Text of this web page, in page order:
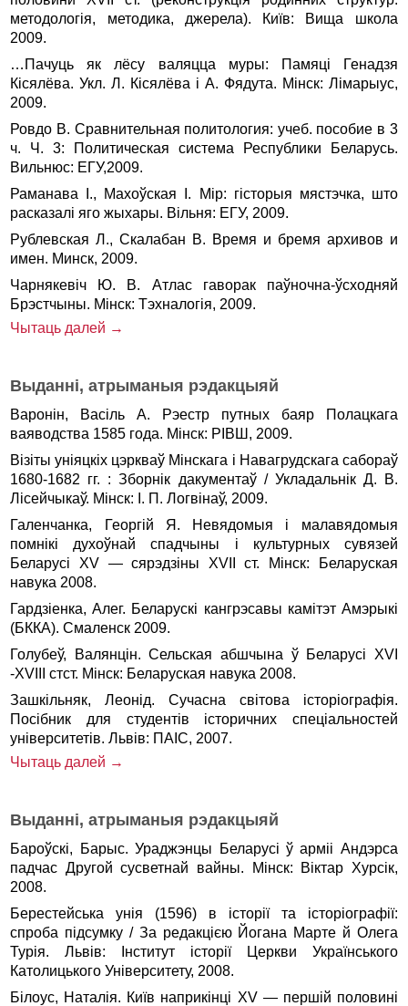
методологія, методика, джерела). Київ: Вища школа
2009.
…Пачуць як лёсу валяцца муры: Памяці Генадзя
Кісялёва. Укл. Л. Кісялёва і А. Фядута. Мінск: Лімарыус,
2009.
Ровдо В. Сравнительная политология: учеб. пособие в 3
ч. Ч. 3: Политическая система Республики Беларусь.
Вильнюс: ЕГУ,2009.
Раманава І., Махоўская І. Мір: гiсторыя мястэчка, што
расказалi яго жыхары. Вільня: ЕГУ, 2009.
Рублевская Л., Скалабан В. Время и бремя архивов и
имен. Минск, 2009.
Чарнякевіч Ю. В. Атлас гаворак паўночна-ўсходняй
Брэстчыны. Мінск: Тэхналогія, 2009.
Чытаць далей →
Выданні, атрыманыя рэдакцыяй
Варонін, Васіль А. Рэестр путных баяр Полацкага
ваяводства 1585 года. Мінск: РІВШ, 2009.
Візіты уніяцкіх цэркваў Мінскага і Навагрудскага сабораў
1680-1682 гг. : Зборнік дакументаў / Укладальнік Д. В.
Лісейчыкаў. Мінск: І. П. Логвінаў, 2009.
Галенчанка, Георгій Я. Невядомыя і малавядомыя
помнікі духоўнай спадчыны і культурных сувязей
Беларусі ХV — сярэдзіны ХVІІ ст. Мінск: Беларуская
навука 2008.
Гардзіенка, Алег. Беларускі кангрэсавы камітэт Амэрыкі
(БККА). Смаленск 2009.
Голубеў, Валянцін. Сельская абшчына ў Беларусі ХVІ
-ХVІІІ стст. Мінск: Беларуская навука 2008.
Зашкільняк, Леонід. Сучасна світова історіографія.
Посібник для студентів історичних спеціальностей
університетів. Львів: ПАІС, 2007.
Чытаць далей →
Выданні, атрыманыя рэдакцыяй
Бароўскі, Барыс. Ураджэнцы Беларусі ў арміі Андэрса
падчас Другой сусветнай вайны. Мінск: Віктар Хурсік,
2008.
Берестейська унія (1596) в історії та історіографії:
спроба підсумку / За редакцією Йогана Марте й Олега
Турія. Львів: Інститут історії Церкви Українського
Католицького Університету, 2008.
Білоус, Наталія. Київ наприкінці ХV — першій половині